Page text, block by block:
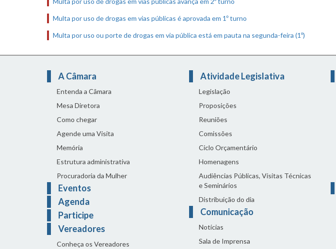
Multa por uso de drogas em vias públicas é aprovada em 1º turno
Multa por uso ou porte de drogas em via pública está em pauta na segunda-feira (1º)
A Câmara
Entenda a Câmara
Mesa Diretora
Como chegar
Agende uma Visita
Memória
Estrutura administrativa
Procuradoria da Mulher
Eventos
Agenda
Participe
Vereadores
Conheça os Vereadores
Atividade Legislativa
Legislação
Proposições
Reuniões
Comissões
Ciclo Orçamentário
Homenagens
Audiências Públicas, Visitas Técnicas
e Seminários
Distribuição do dia
Comunicação
Notícias
Sala de Imprensa